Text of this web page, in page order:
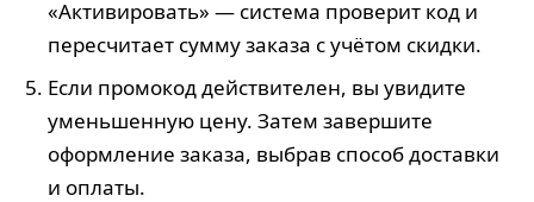
«Активировать» — система проверит код и
пересчитает сумму заказа с учётом скидки.
Если промокод действителен, вы увидите
уменьшенную цену. Затем завершите
оформление заказа, выбрав способ доставки
и оплаты.